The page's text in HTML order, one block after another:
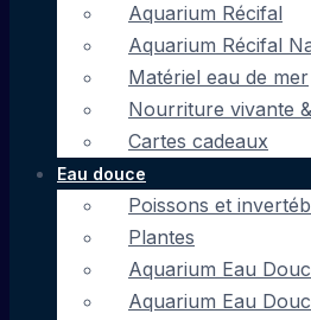
Aquarium Récifal
Aquarium Récifal
Matériel eau de mer
Nourriture vivante
Cartes cadeaux
Eau douce
Poissons et
Plantes
Aquarium Eau
Aquarium Eau